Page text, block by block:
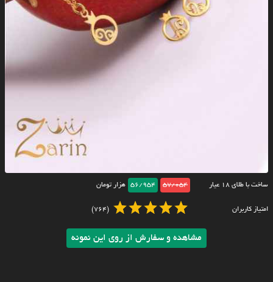
ساخت با طلای ۱۸ عیار 57/054
56/954 هزار تومان
امتیاز کاربران (764)
مشاهده و سفارش از روی این نمونه